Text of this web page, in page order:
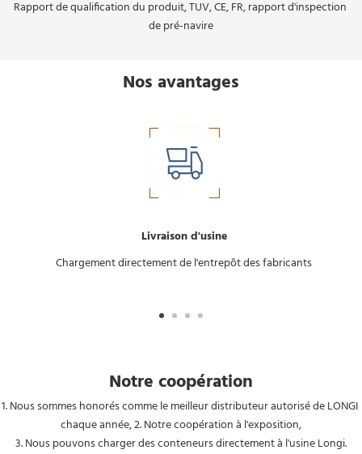
Rapport de qualification du produit, TUV, CE, FR, rapport d'inspection
de pré-navire
Nos avantages
Livraison d'usine
Chargement directement de l'entrepôt des fabricants
Notre coopération
1. Nous sommes honorés comme le meilleur distributeur autorisé de LONGI
chaque année, 2. Notre coopération à l'exposition,
3. Nous pouvons charger des conteneurs directement à l'usine Longi.